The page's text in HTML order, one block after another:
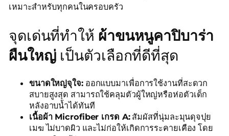
เหมาะสำหรับทุกคนในครอบครัว
จุดเด่นที่ทำให้ ผ้าขนหนูคาปิบาร่า
ผืนใหญ่ เป็นตัวเลือกที่ดีที่สุด
ขนาดใหญ่จุใจ:ออกแบบมาเพื่อการใช้งานที่สะดวก
สบายสูงสุด สามารถใช้คลุมตัวผู้ใหญ่หรือห่อตัวเด็ก
หลังอาบน้ำได้ทันที
เนื้อผ้า Microfiber เกรด A:สัมผัสที่นุ่มละมุนดุจปุย
เมฆ ไม่บาดผิว และไม่ก่อให้เกิดการระคายเคือง โดย